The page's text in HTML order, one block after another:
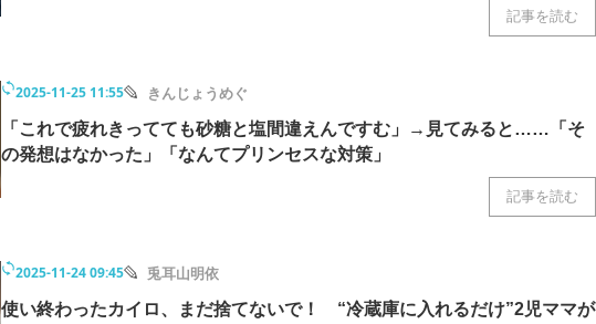
記事を読む
2025-11-25 11:55 きんじょうめぐ
「これで疲れきってても砂糖と塩間違えんですむ」→見てみると……「そ
の発想はなかった」「なんてプリンセスな対策」
記事を読む
2025-11-24 09:45 兎耳山明依
使い終わったカイロ、まだ捨てないで！ “冷蔵庫に入れるだけ”2児ママが